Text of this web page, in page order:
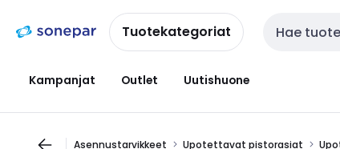
navigointiinsisältöönTuotekategoriat Haku
Kampanjat Outlet Uutishuone
Asennustarvikkeet Upotettavat pistorasiat